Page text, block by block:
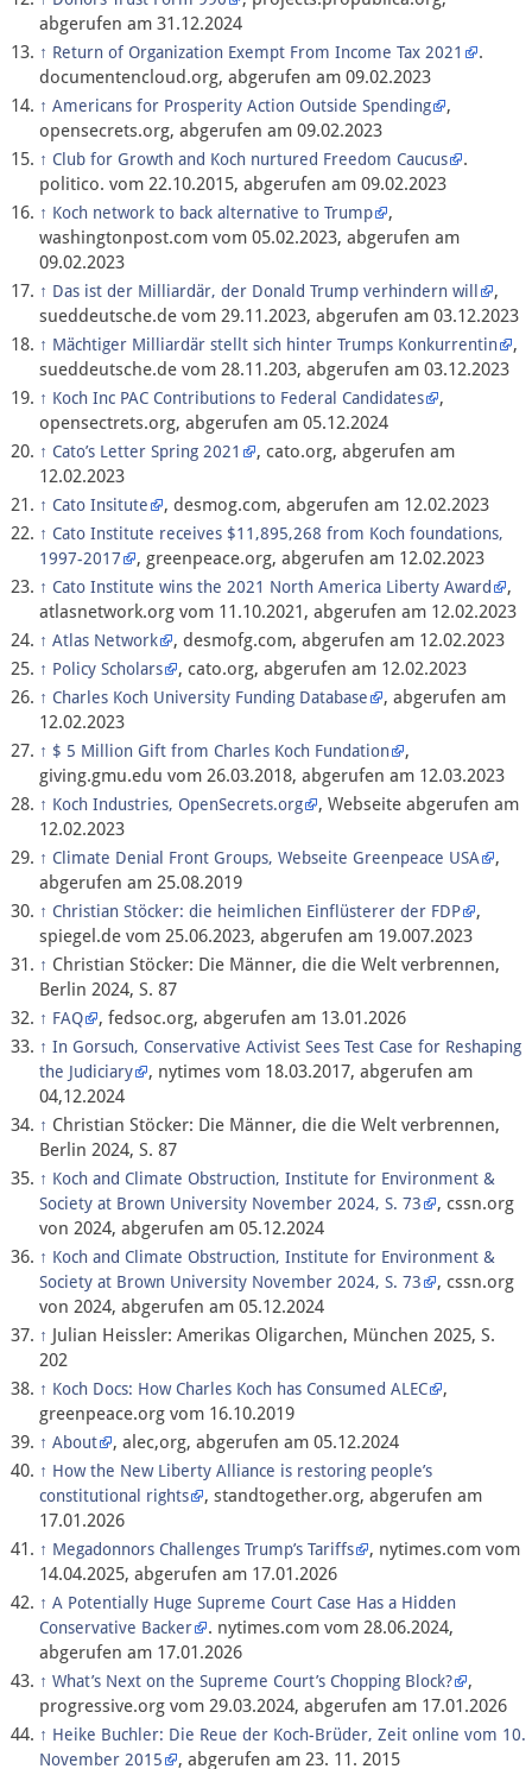
abgerufen am 31.12.2024
↑ Return of Organization Exempt From Income Tax 2021
.
documentencloud.org, abgerufen am 09.02.2023
↑ Americans for Prosperity Action Outside Spending
,
opensecrets.org, abgerufen am 09.02.2023
↑ Club for Growth and Koch nurtured Freedom Caucus
.
politico. vom 22.10.2015, abgerufen am 09.02.2023
↑ Koch network to back alternative to Trump
,
washingtonpost.com vom 05.02.2023, abgerufen am
09.02.2023
↑ Das ist der Milliardär, der Donald Trump verhindern will
,
sueddeutsche.de vom 29.11.2023, abgerufen am 03.12.2023
↑ Mächtiger Milliardär stellt sich hinter Trumps Konkurrentin
,
sueddeutsche.de vom 28.11.203, abgerufen am 03.12.2023
↑ Koch Inc PAC Contributions to Federal Candidates
,
opensectrets.org, abgerufen am 05.12.2024
↑ Cato’s Letter Spring 2021
, cato.org, abgerufen am
12.02.2023
↑ Cato Insitute , desmog.com, abgerufen am 12.02.2023
↑ Cato Institute receives $11,895,268 from Koch foundations,
1997-2017
, greenpeace.org, abgerufen am 12.02.2023
↑ Cato Institute wins the 2021 North America Liberty Award
,
atlasnetwork.org vom 11.10.2021, abgerufen am 12.02.2023
↑ Atlas Network , desmofg.com, abgerufen am 12.02.2023
↑ Policy Scholars , cato.org, abgerufen am 12.02.2023
↑ Charles Koch University Funding Database
, abgerufen am
12.02.2023
↑ $ 5 Million Gift from Charles Koch Fundation
,
giving.gmu.edu vom 26.03.2018, abgerufen am 12.03.2023
↑ Koch Industries, OpenSecrets.org
, Webseite abgerufen am
12.02.2023
↑ Climate Denial Front Groups, Webseite Greenpeace USA
,
abgerufen am 25.08.2019
↑ Christian Stöcker: die heimlichen Einflüsterer der FDP
,
spiegel.de vom 25.06.2023, abgerufen am 19.007.2023
↑ Christian Stöcker: Die Männer, die die Welt verbrennen,
Berlin 2024, S. 87
↑ FAQ , fedsoc.org, abgerufen am 13.01.2026
↑ In Gorsuch, Conservative Activist Sees Test Case for Reshaping
the Judiciary
, nytimes vom 18.03.2017, abgerufen am
04,12.2024
↑ Christian Stöcker: Die Männer, die die Welt verbrennen,
Berlin 2024, S. 87
↑ Koch and Climate Obstruction, Institute for Environment &
Society at Brown University November 2024, S. 73
, cssn.org
von 2024, abgerufen am 05.12.2024
↑ Koch and Climate Obstruction, Institute for Environment &
Society at Brown University November 2024, S. 73
, cssn.org
von 2024, abgerufen am 05.12.2024
↑
Julian Heissler: Amerikas Oligarchen, München 2025, S.
202
↑ Koch Docs: How Charles Koch has Consumed ALEC
,
greenpeace.org vom 16.10.2019
↑ About , alec,org, abgerufen am 05.12.2024
↑ How the New Liberty Alliance is restoring people’s
constitutional rights
, standtogether.org, abgerufen am
17.01.2026
↑ Megadonnors Challenges Trump’s Tariffs
, nytimes.com vom
14.04.2025, abgerufen am 17.01.2026
↑ A Potentially Huge Supreme Court Case Has a Hidden
Conservative Backer
. nytimes.com vom 28.06.2024,
abgerufen am 17.01.2026
↑ What’s Next on the Supreme Court’s Chopping Block?
,
progressive.org vom 29.03.2024, abgerufen am 17.01.2026
↑ Heike Buchler: Die Reue der Koch-Brüder, Zeit online vom 10.
November 2015
, abgerufen am 23. 11. 2015